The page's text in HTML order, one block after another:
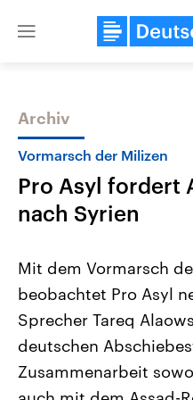
Close
Themen
Landtagswahl Sachsen-
2026
Alle Informationen
Sachsen-Anhalt wählt am 6.
September 2026 einen
Landtag. Seit 2021 wird das
Bundesland von einer
Archiv
Vormarsch der Milizen
Pro Asyl fordert
nach Syrien
Mit dem Vormarsch
beobachtet Pro Asyl
Sprecher Tareq
deutschen
Zusammenarbeit